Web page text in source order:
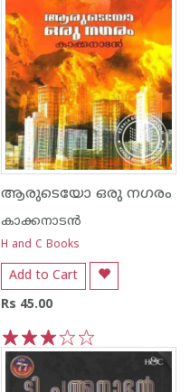
ആരുടെയോ ഒരു നഗരം
കാക്കനാടന്‍
H and C Books
Add to Cart
Rs 45.00
5
4
3
2
1